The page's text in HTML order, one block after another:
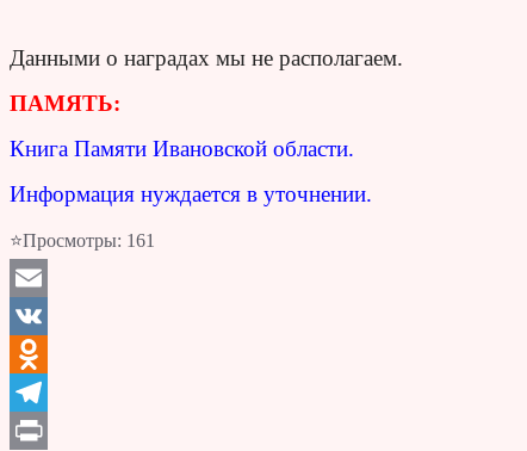
Данными о наградах мы не располагаем.
ПАМЯТЬ:
Книга Памяти Ивановской области.
Информация нуждается в уточнении.
⭐Просмотры: 161
Email
VK
Odnoklassniki
Telegram